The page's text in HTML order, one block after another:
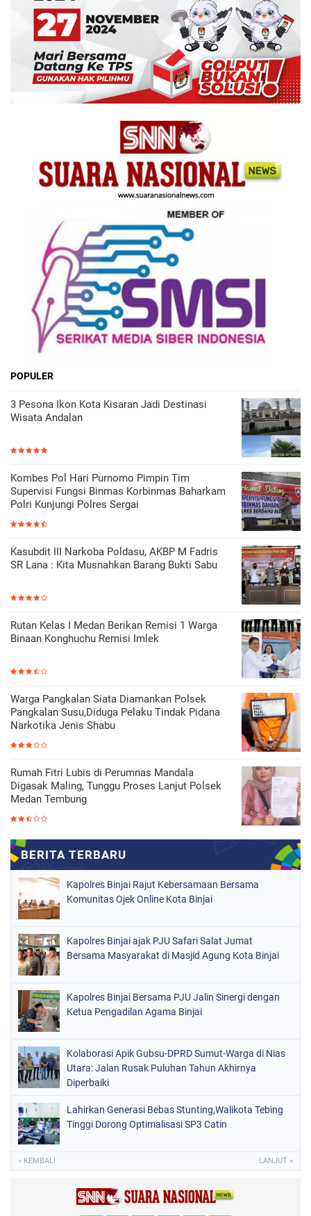
POPULER
3 Pesona Ikon Kota Kisaran Jadi Destinasi
Wisata Andalan
Kombes Pol Hari Purnomo Pimpin Tim
Supervisi Fungsi Binmas Korbinmas Baharkam
Polri Kunjungi Polres Sergai
Kasubdit III Narkoba Poldasu, AKBP M Fadris
SR Lana : Kita Musnahkan Barang Bukti Sabu
Rutan Kelas I Medan Berikan Remisi 1 Warga
Binaan Konghuchu Remisi Imlek
Warga Pangkalan Siata Diamankan Polsek
Pangkalan Susu,Diduga Pelaku Tindak Pidana
Narkotika Jenis Shabu
Rumah Fitri Lubis di Perumnas Mandala
Digasak Maling, Tunggu Proses Lanjut Polsek
Medan Tembung
Kapolres Binjai Rajut Kebersamaan Bersama
Komunitas Ojek Online Kota Binjai
Kapolres Binjai ajak PJU Safari Salat Jumat
Bersama Masyarakat di Masjid Agung Kota Binjai
Kapolres Binjai Bersama PJU Jalin Sinergi dengan
Ketua Pengadilan Agama Binjai
Kolaborasi Apik Gubsu-DPRD Sumut-Warga di Nias
Utara: Jalan Rusak Puluhan Tahun Akhirnya
Diperbaiki
Lahirkan Generasi Bebas Stunting,Walikota Tebing
Tinggi Dorong Optimalisasi SP3 Catin
« KEMBALI LANJUT »